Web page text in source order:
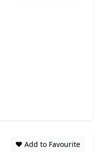
❤️ Add to Favourite